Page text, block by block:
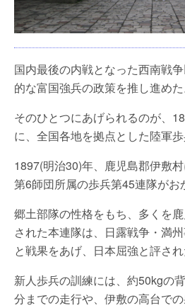
国内最後の内戦となった西南戦
的な富国強兵の政策を推し進めた
そのひとつにあげられるのが、
に、全国各地を拠点とした陸軍歩
1897(明治30)年、鹿児島郡伊敷
第6師団所属の歩兵第45連隊がお
郷土部隊の性格をもち、多くを
された本連隊は、日露戦争・満
と戦果をあげ、日本屈強と評され
新人歩兵の訓練には、約50kgの
分までの走行や、伊敷の高台で